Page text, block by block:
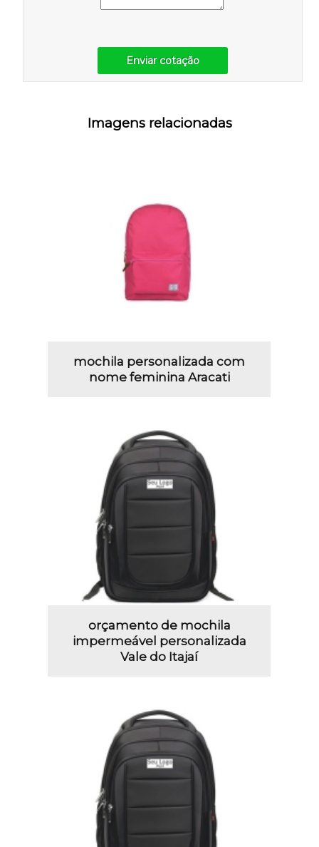
Enviar cotação
Imagens relacionadas
mochila personalizada com
nome feminina Aracati
orçamento de mochila
impermeável personalizada
Vale do Itajaí